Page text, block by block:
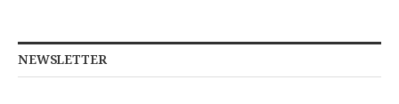
NEWSLETTER